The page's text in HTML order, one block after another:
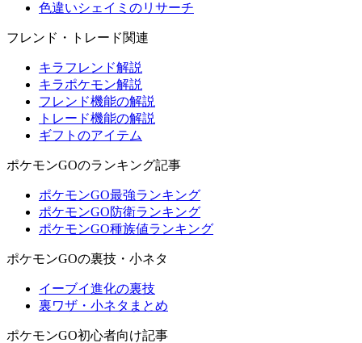
色違いシェイミのリサーチ
フレンド・トレード関連
キラフレンド解説
キラポケモン解説
フレンド機能の解説
トレード機能の解説
ギフトのアイテム
ポケモンGOのランキング記事
ポケモンGO最強ランキング
ポケモンGO防衛ランキング
ポケモンGO種族値ランキング
ポケモンGOの裏技・小ネタ
イーブイ進化の裏技
裏ワザ・小ネタまとめ
ポケモンGO初心者向け記事